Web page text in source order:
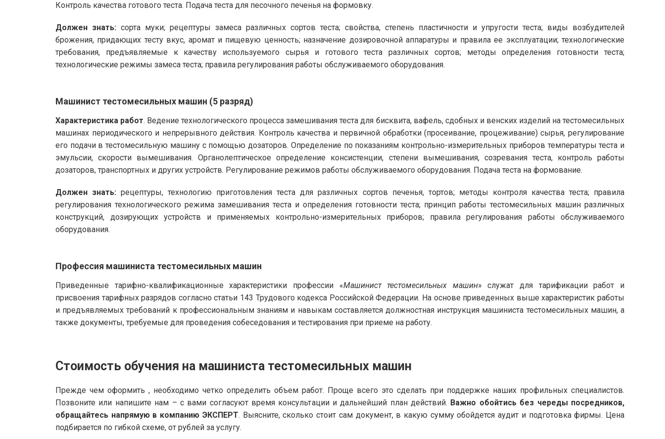
Контроль качества готового теста. Подача теста для песочного печенья на формовку.
Должен знать: сорта муки; рецептуры замеса различных сортов теста; свойства, степень пластичности и упругости теста; виды возбудителей
брожения, придающих тесту вкус, аромат и пищевую ценность; назначение дозировочной аппаратуры и правила ее эксплуатации; технологические
требования, предъявляемые к качеству используемого сырья и готового теста различных сортов; методы определения готовности теста;
технологические режимы замеса теста; правила регулирования работы обслуживаемого оборудования.
Машинист тестомесильных машин (5 разряд)
Характеристика работ. Ведение технологического процесса замешивания теста для бисквита, вафель, сдобных и венских изделий на тестомесильных
машинах периодического и непрерывного действия. Контроль качества и первичной обработки (просеивание, процеживание) сырья, регулирование
его подачи в тестомесильную машину с помощью дозаторов. Определение по показаниям контрольно-измерительных приборов температуры теста и
эмульсии, скорости вымешивания. Органолептическое определение консистенции, степени вымешивания, созревания теста, контроль работы
дозаторов, транспортных и других устройств. Регулирование режимов работы обслуживаемого оборудования. Подача теста на формование.
Должен знать: рецептуры, технологию приготовления теста для различных сортов печенья, тортов; методы контроля качества теста; правила
регулирования технологического режима замешивания теста и определения готовности теста; принцип работы тестомесильных машин различных
конструкций, дозирующих устройств и применяемых контрольно-измерительных приборов; правила регулирования работы обслуживаемого
оборудования.
Профессия машиниста тестомесильных машин
Приведенные тарифно-квалификационные характеристики профессии «Машинист тестомесильных машин» служат для тарификации работ и
присвоения тарифных разрядов согласно статьи 143 Трудового кодекса Российской Федерации. На основе приведенных выше характеристик работы
и предъявляемых требований к профессиональным знаниям и навыкам составляется должностная инструкция машиниста тестомесильных машин, а
также документы, требуемые для проведения собеседования и тестирования при приеме на работу.
Стоимость обучения на машиниста тестомесильных машин
Прежде чем оформить , необходимо четко определить объем работ. Проще всего это сделать при поддержке наших профильных специалистов.
Позвоните или напишите нам – с вами согласуют время консультации и дальнейший план действий. Важно обойтись без череды посредников,
обращайтесь напрямую в компанию ЭКСПЕРТ. Выясните, сколько стоит сам документ, в какую сумму обойдется аудит и подготовка фирмы. Цена
подбирается по гибкой схеме, от рублей за услугу.